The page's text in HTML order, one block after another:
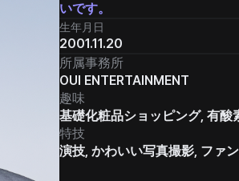
いです。
生年月日
2001.11.20
所属事務所
OUI ENTERTAINMENT
趣味
基礎化粧品ショッピング, 有酸
特技
演技, かわいい写真撮影, ファ